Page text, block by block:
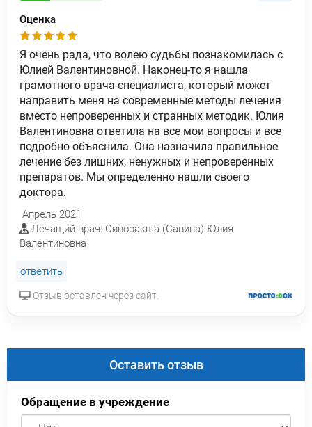
Оценка
Я очень рада, что волею судьбы познакомилась с
Юлией Валентиновной. Наконец-то я нашла
грамотного врача-специалиста, который может
направить меня на современные методы лечения
вместо непроверенных и странных методик. Юлия
Валентиновна ответила на все мои вопросы и все
подробно объяснила. Она назначила правильное
лечение без лишних, ненужных и непроверенных
препаратов. Мы определенно нашли своего
доктора.
Апрель 2021
Лечащий врач: Сиворакша (Савина) Юлия
Валентиновна
ответить
Отзыв оставлен через сайт.
Оставить отзыв
Обращение в учреждение